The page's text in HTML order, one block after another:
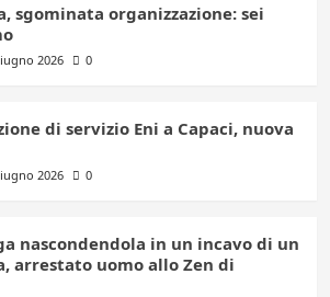
sgominata organizzazione: sei
2026 0
di servizio Eni a Capaci, nuova
2026 0
nascondendola in un incavo di un
arrestato uomo allo Zen di